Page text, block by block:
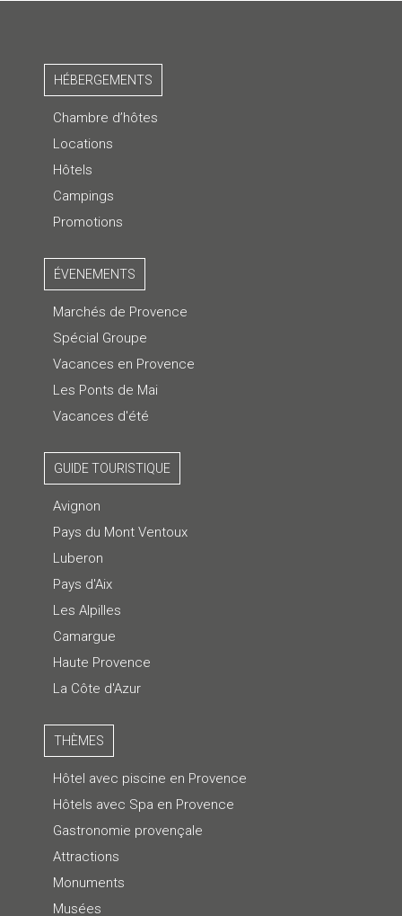
HÉBERGEMENTS
Chambre d’hôtes
Locations
Hôtels
Campings
Promotions
ÉVENEMENTS
Marchés de Provence
Spécial Groupe
Vacances en Provence
Les Ponts de Mai
Vacances d'été
GUIDE TOURISTIQUE
Avignon
Pays du Mont Ventoux
Luberon
Pays d'Aix
Les Alpilles
Camargue
Haute Provence
La Côte d'Azur
THÈMES
Hôtel avec piscine en Provence
Hôtels avec Spa en Provence
Gastronomie provençale
Attractions
Monuments
Musées